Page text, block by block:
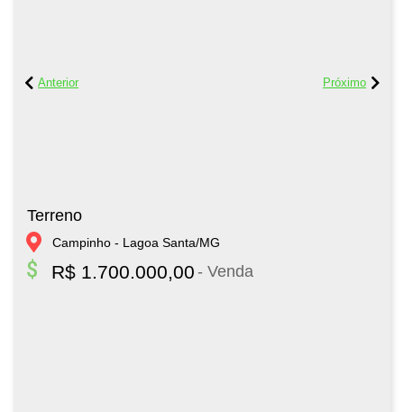
Terreno
Campinho - Lagoa Santa/MG
R$ 1.700.000,00 - Venda